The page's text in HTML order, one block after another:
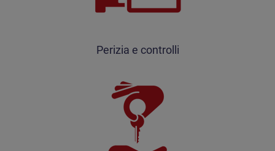
Perizia e controlli